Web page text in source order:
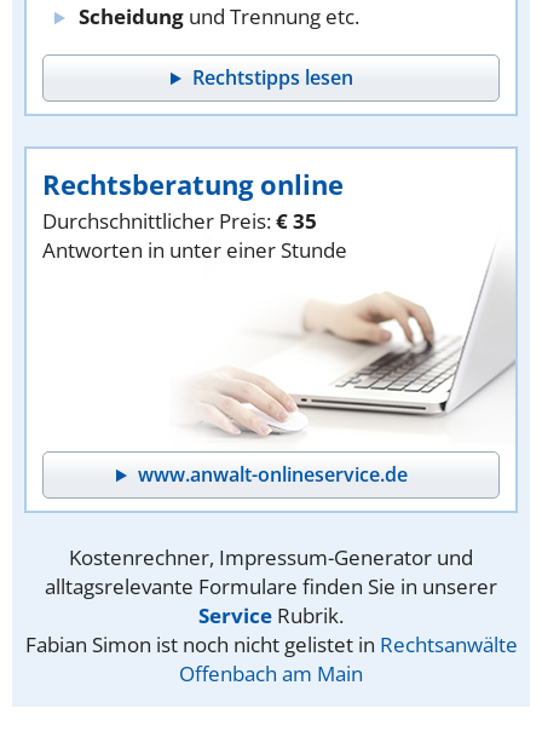
Scheidung und Trennung etc.
Rechtstipps lesen
Rechtsberatung online
Durchschnittlicher Preis:€ 35
Antworten in unter einer Stunde
www.anwalt-onlineservice.de
Kostenrechner, Impressum-Generator und
alltagsrelevante Formulare finden Sie in unserer
Service Rubrik.
Fabian Simon ist noch nicht gelistet in Rechtsanwälte
Offenbach am Main